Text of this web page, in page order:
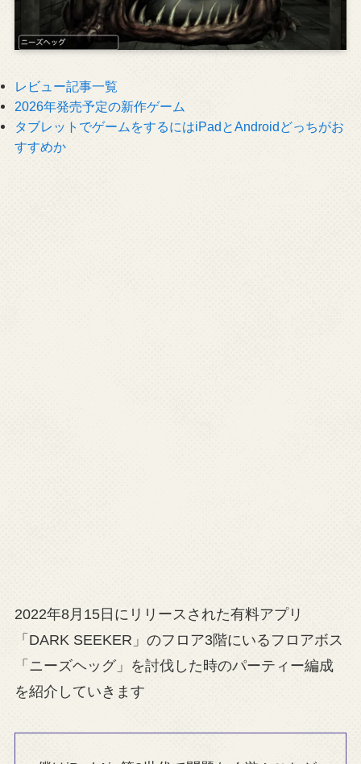
レビュー記事一覧
2026年発売予定の新作ゲーム
タブレットでゲームをするにはiPadとAndroidどっちがお
すすめか
2022年8月15日にリリースされた有料アプリ
「DARK SEEKER」のフロア3階にいるフロアボス
「ニーズヘッグ」を討伐した時のパーティー編成
を紹介していきます